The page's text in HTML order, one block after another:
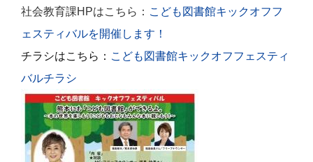
社会教育課HPはこちら： こども図書館キックオフフ
ェスティバルを開催します！
チラシはこちら： こども図書館キックオフフェスティ
バルチラシ